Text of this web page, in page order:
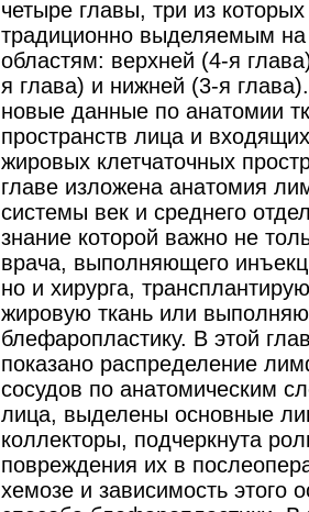
четыре главы, три из
традиционно выделяемым
областям: верхней (4-я
я глава) и нижней (3-я
новые данные по анатомии
пространств лица и
жировых клетчаточных
главе изложена анатомия
системы век и среднего
знание которой важно не
врача, выполняющего
но и хирурга,
жировую ткань или
блефаропластику. В этой
показано распределение
сосудов по анатомическим
лица, выделены основные
коллекторы, подчеркнута
повреждения их в
хемозе и зависимость этого